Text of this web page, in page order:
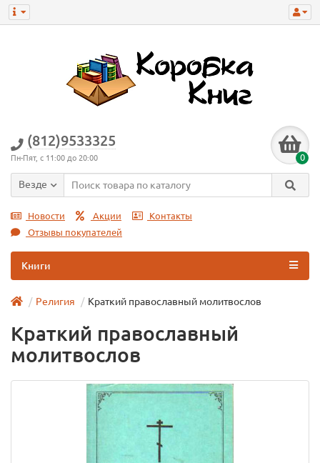
(812)9533325
Пн-Пят, с 11:00 до 20:00 0
Везде
Новости Акции
Контакты
Отзывы покупателей
Книги
Религия Краткий православный молитвослов
Краткий православный
молитвослов